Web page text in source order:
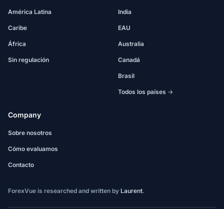
América Latina
Caribe
África
Sin regulación
India
EAU
Australia
Canadá
Brasil
Todos los países →
Company
Sobre nosotros
Cómo evaluamos
Contacto
ForexVue is researched and written by Laurent.